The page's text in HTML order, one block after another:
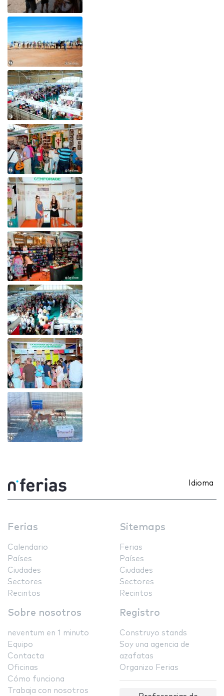
Idioma
Ferias
Calendario
Países
Ciudades
Sectores
Recintos
Sitemaps
Ferias
Países
Ciudades
Sectores
Recintos
Sobre nosotros
neventum en 1 minuto
Equipo
Contacta
Oficinas
Cómo funciona
Trabaja con nosotros
Registro
Construyo stands
Soy una agencia de
azafatas
Organizo Ferias